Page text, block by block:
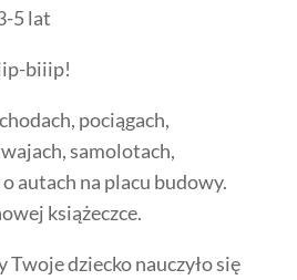
5 lat
biiip!
pociągach,
samolotach,
autach na placu budowy.
książeczce.
Twoje dziecko nauczyło się